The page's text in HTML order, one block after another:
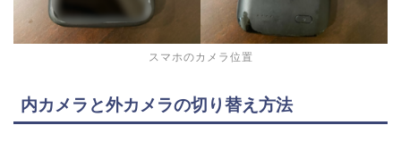
スマホのカメラ位置
内カメラと外カメラの切り替え方法